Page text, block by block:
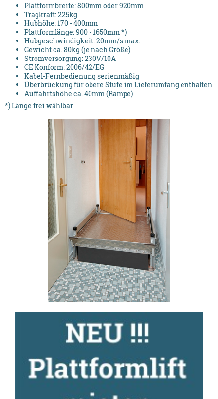
Plattformbreite: 800mm oder 920mm
Tragkraft: 225kg
Hubhöhe: 170 - 400mm
Plattformlänge: 900 - 1650mm *)
Hubgeschwindigkeit: 20mm/s max.
Gewicht ca. 80kg (je nach Größe)
Stromversorgung: 230V/10A
CE Konform: 2006/42/EG
Kabel-Fernbedienung serienmäßig
Überbrückung für obere Stufe im Lieferumfang enthalten
Auffahrtshöhe ca. 40mm (Rampe)
*) Länge frei wählbar